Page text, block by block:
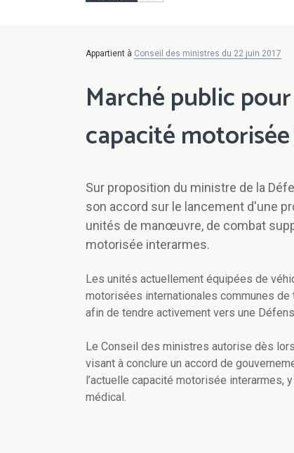
Appartient à Conseil des ministres du 22 juin 2017
Marché public
capacité
Sur proposition du ministre de la
son accord sur le lancement d'une
unités de manœuvre, de combat
motorisée interarmes.
Les unités actuellement équipées de
motorisées internationales communes de
afin de tendre activement vers une
Le Conseil des ministres autorise dès
visant à conclure un accord de
l’actuelle capacité motorisée
médical.